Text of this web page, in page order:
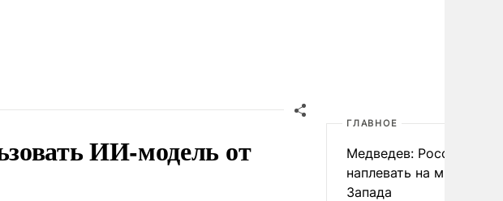
ИИ-модель от
ГЛАВНОЕ
Медведев: России
наплевать на мнение
Запада